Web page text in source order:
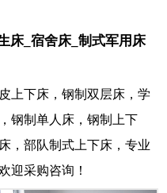
床_宿舍床_制式军用床
上下床，钢制双层床，学
钢制单人床，钢制上下
，部队制式上下床，专业
迎采购咨询！